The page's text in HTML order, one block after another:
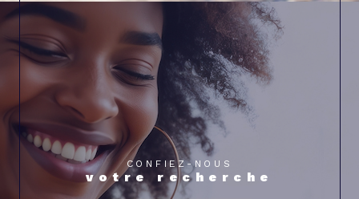
CONFIEZ-NOUS
votre recherche